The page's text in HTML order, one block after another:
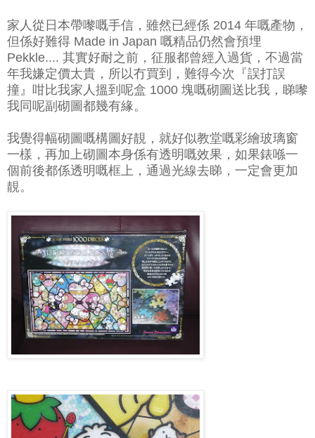
家人從日本帶嚟嘅手信，雖然已經係 2014 年嘅產物，
但係好難得 Made in Japan 嘅精品仍然會預埋
Pekkle.... 其實好耐之前，征服都曾經入過貨，不過當
年我嫌定價太貴，所以冇買到，難得今次『誤打誤
撞』咁比我家人搵到呢盒 1000 塊嘅砌圖送比我，睇嚟
我同呢副砌圖都幾有緣。
我覺得幅砌圖嘅構圖好靚，就好似教堂嘅彩繪玻璃窗
一樣，再加上砌圖本身係有透明嘅效果，如果錶喺一
個前後都係透明嘅框上，通過光線去睇，一定會更加
靚。